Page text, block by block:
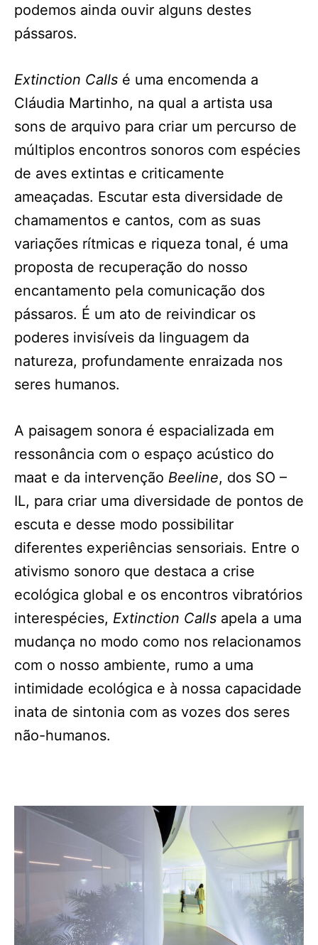
podemos ainda ouvir alguns destes
pássaros.
Extinction Calls é uma encomenda a
Cláudia Martinho, na qual a artista usa
sons de arquivo para criar um percurso de
múltiplos encontros sonoros com espécies
de aves extintas e criticamente
ameaçadas. Escutar esta diversidade de
chamamentos e cantos, com as suas
variações rítmicas e riqueza tonal, é uma
proposta de recuperação do nosso
encantamento pela comunicação dos
pássaros. É um ato de reivindicar os
poderes invisíveis da linguagem da
natureza, profundamente enraizada nos
seres humanos.
A paisagem sonora é espacializada em
ressonância com o espaço acústico do
maat e da intervenção Beeline, dos SO –
IL, para criar uma diversidade de pontos de
escuta e desse modo possibilitar
diferentes experiências sensoriais. Entre o
ativismo sonoro que destaca a crise
ecológica global e os encontros vibratórios
interespécies, Extinction Calls apela a uma
mudança no modo como nos relacionamos
com o nosso ambiente, rumo a uma
intimidade ecológica e à nossa capacidade
inata de sintonia com as vozes dos seres
não-humanos.